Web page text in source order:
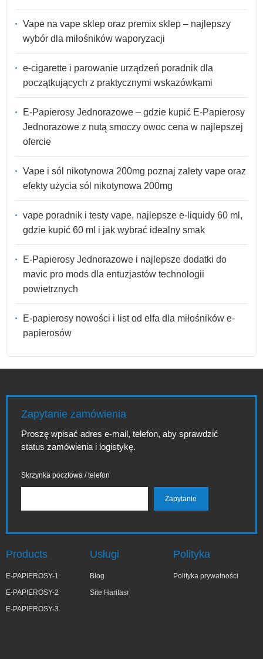
Vape na vape sklep oraz premix sklep – najlepszy
wybór dla miłośników waporyzacji
e-cigarette i parowanie urządzeń poradnik dla
początkujących z praktycznymi wskazówkami
E-Papierosy Jednorazowe – gdzie kupić E-Papierosy
Jednorazowe z nutą smoczy owoc cena w najlepszej
ofercie
Vape i sól nikotynowa 200mg poznaj zalety vape oraz
efekty użycia sól nikotynowa 200mg
vape poradnik i testy vape, najlepsze e-liquidy 60 ml,
gdzie kupić 60 ml i jak wybrać idealny smak
E-Papierosy Jednorazowe i najlepsze dodatki do
mavic pro mods dla entuzjastów technologii
powietrznych
E-papierosy nowości i list od elfa dla miłośników e-
papierosów
Zapytanie zamówienia
Proszę wpisać adres e-mail, telefon, aby sprawdzić
status zamówienia i logistykę.
Skrzynka pocztowa / telefon
Products
E-PAPIEROSY-1
E-PAPIEROSY-2
E-PAPIEROSY-3
Usługi
Blog
Site Haritası
Polityka
Polityka prywatności